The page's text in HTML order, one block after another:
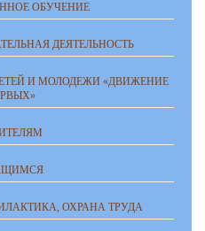
ОБУЧЕНИЕ
ДЕЯТЕЛЬНОСТЬ
И МОЛОДЕЖИ «ДВИЖЕНИЕ
ОХРАНА ТРУДА